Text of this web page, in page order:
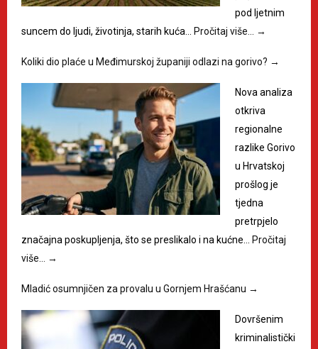
pod ljetnim
suncem do ljudi, životinja, starih kuća… Pročitaj više… →
Koliki dio plaće u Međimurskoj županiji odlazi na gorivo? →
Nova analiza
otkriva
regionalne
razlike Gorivo
u Hrvatskoj
prošlog je
tjedna
pretrpjelo
značajna poskupljenja, što se preslikalo i na kućne… Pročitaj
više…
→
Mladić osumnjičen za provalu u Gornjem Hrašćanu →
Dovršenim
kriminalistički